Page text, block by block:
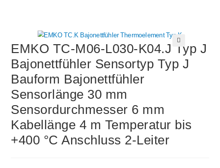
EMKO TC-M06-L030-K04.J Typ J
Bajonettfühler Sensortyp Typ J
Bauform Bajonettfühler
Sensorlänge 30 mm
Sensordurchmesser 6 mm
Kabellänge 4 m Temperatur bis
+400 °C Anschluss 2-Leiter